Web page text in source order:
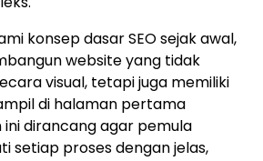
konsep dasar SEO sejak awal,
website yang tidak
visual, tetapi juga memiliki
di halaman pertama
ini dirancang agar pemula
setiap proses dengan jelas,